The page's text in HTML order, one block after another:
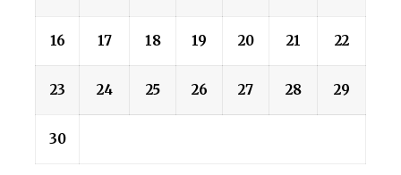
16 17 18 19 20 21 22
23 24 25 26 27 28 29
30